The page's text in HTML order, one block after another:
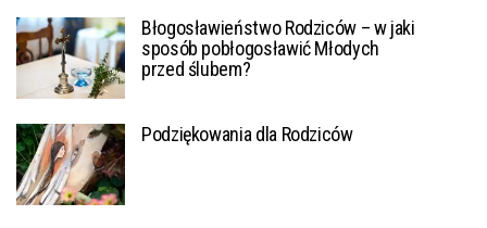
Błogosławieństwo Rodziców – w jaki
sposób pobłogosławić Młodych
przed ślubem?
Podziękowania dla Rodziców